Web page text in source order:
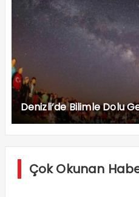
Denizli’de Bilimle Dolu
Çok Okunan